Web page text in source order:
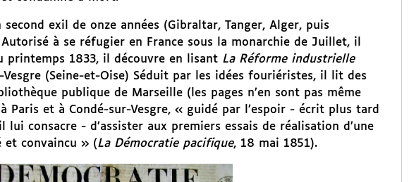
exil de onze années (Gibraltar, Tanger, Alger, puis
à se réfugier en France sous la monarchie de Juillet, il
printemps 1833, il découvre en lisant La Réforme industrielle
Vesgre (Seine-et-Oise) Séduit par les idées fouriéristes, il lit des
publique de Marseille (les pages n’en sont pas même
Paris et à Condé-sur-Vesgre, « guidé par l’espoir - écrit plus tard
lui consacre - d’assister aux premiers essais de réalisation d’une
et convaincu » (La Démocratie pacifique, 18 mai 1851).